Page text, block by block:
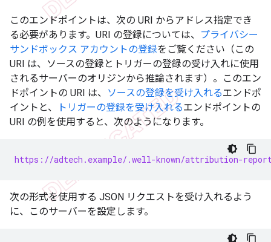
このエンドポイントは、次の URI からアドレス指定でき
る必要があります。URI の登録については、
プライバシー
サンドボックス アカウントの登録をご覧ください（この
URI は、ソースの登録とトリガーの登録の受け入れに使用
されるサーバーのオリジンから推論されます）。このエン
ドポイントの URI は、
ソースの登録を受け入れるエンドポ
イントと、
トリガーの登録を受け入れるエンドポイントの
URI の例を使用すると、次のようになります。
https://adtech.example/.well-known/attribution-
次の形式を使用する JSON リクエストを受け入れるよう
に、このサーバーを設定します。